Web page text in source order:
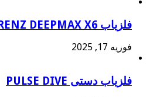
فلزیاب LORENZ DEEPMAX X6
فوریه 17, 2025
فلزیاب دستی PULSE DIVE